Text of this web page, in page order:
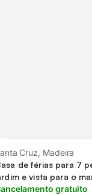
Cruz, Madeira
de férias para 7
e vista para o
gratuito